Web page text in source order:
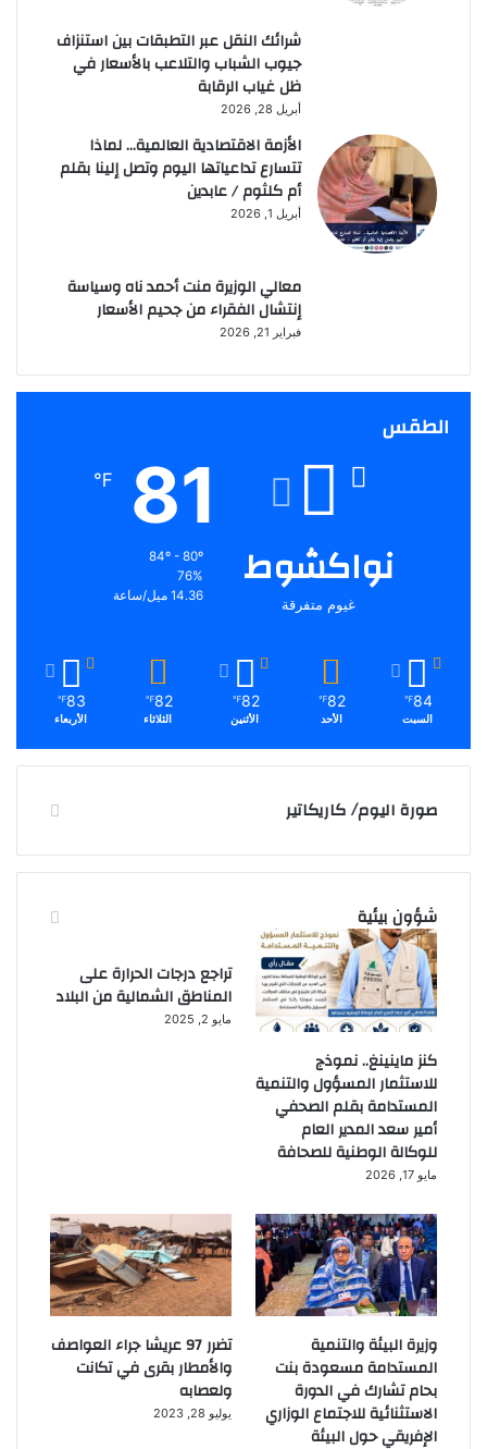
شرائك النقل عبر التطبقات بين استنزاف
جيوب الشباب والتلاعب بالأسعار في
ظل غياب الرقابة
أبريل 28, 2026
الأزمة الاقتصادية العالمية… لماذا
تتسارع تداعياتها اليوم وتصل إلينا بقلم
أم كلثوم / عابدين
أبريل 1, 2026
معالي الوزيرة منت أحمد ناه وسياسة
إنتشال الفقراء من جحيم الأسعار
فبراير 21, 2026
الطقس
نواكشوط
غيوم متفرقة
81
℉
84º - 80º
76%
14.36 ميل/ساعة
84
℉
السبت
82
℉
الأحد
82
℉
الأثنين
82
℉
الثلاثاء
83
℉
الأربعاء
صورة اليوم/ كاريكاتير
شؤون بيئية
كنز ماينينغ.. نموذج
للاستثمار المسؤول والتنمية
المستدامة بقلم الصحفي
أمير سعد المدير العام
للوكالة الوطنية للصحافة
مايو 17, 2026
تراجع درجات الحرارة على
المناطق الشمالية من البلاد
مايو 2, 2025
وزيرة البيئة والتنمية
المستدامة مسعودة بنت
بحام تشارك في الدورة
الاستثنائية للاجتماع الوزاري
الإفريقي حول البيئة
تضرر 97 عريشا جراء العواصف
والأمطار بقرى في تكانت
ولعصابه
يوليو 28, 2023